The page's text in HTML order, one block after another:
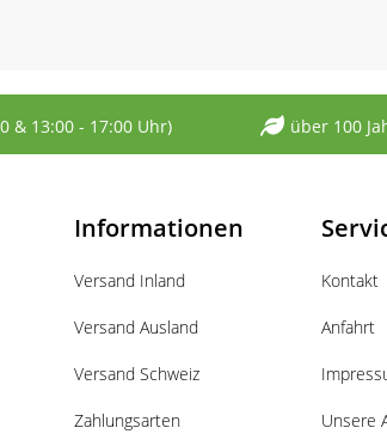
& 13:00 - 17:00 Uhr) über 100
Informationen
Versand Inland
Versand Ausland
Versand Schweiz
Zahlungsarten
Kontakt
Anfahrt
Unsere